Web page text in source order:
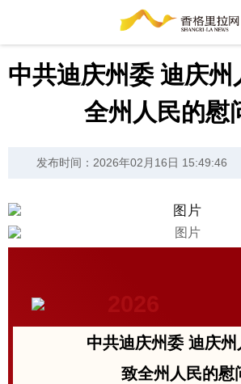
中共迪庆州委 迪庆州
全州人民的慰
发布时间：2026年02月16日 15:49:46
中共迪庆州委 迪庆
致全州人民的慰